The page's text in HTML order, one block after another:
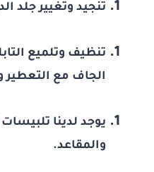
تنجيد وتغيير جلد
تنظيف وتلميع
الجاف مع التعطير
يوجد لدينا
والمقاعد.